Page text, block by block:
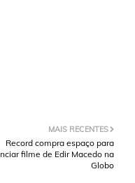
MAIS RECENTES
Record compra espaço para
filme de Edir Macedo na
Globo